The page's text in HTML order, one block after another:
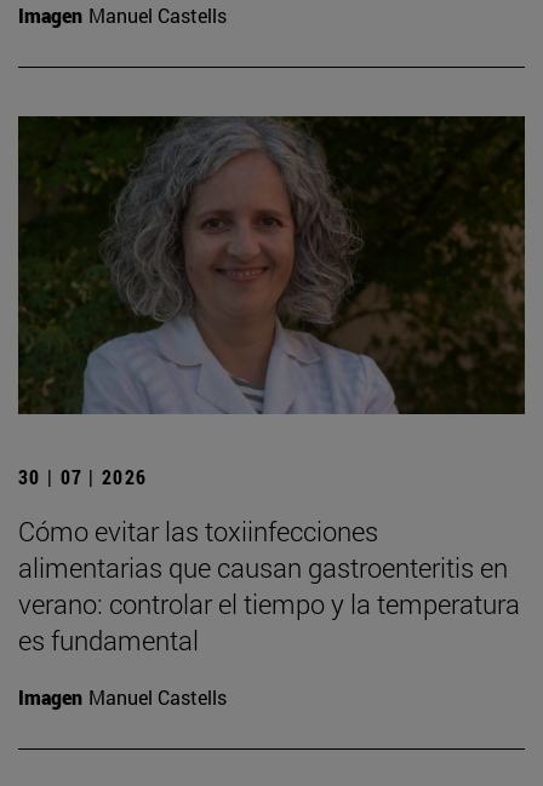
Imagen Manuel Castells
30 | 07 | 2026
Cómo evitar las toxiinfecciones
alimentarias que causan gastroenteritis en
verano: controlar el tiempo y la temperatura
es fundamental
Imagen Manuel Castells